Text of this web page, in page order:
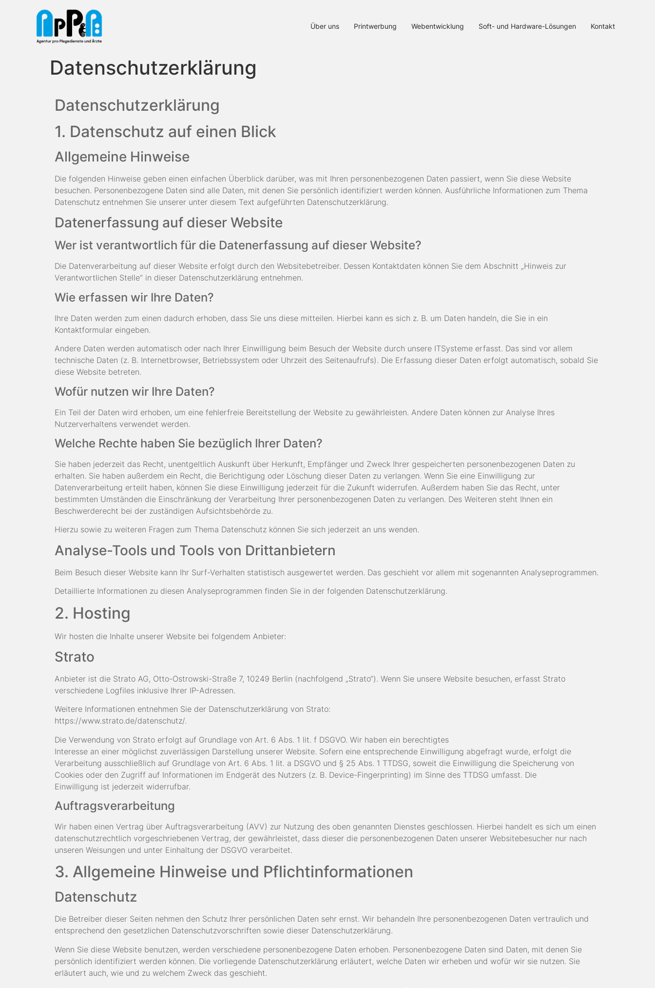
Über uns Printwerbung Webentwicklung Soft- und Hardware-Lösungen Kontakt
Datenschutzerklärung
Datenschutzerklärung
1. Datenschutz auf einen Blick
Allgemeine Hinweise
Die folgenden Hinweise geben einen einfachen Überblick darüber, was mit Ihren personenbezogenen Daten passiert, wenn Sie diese Website
besuchen. Personenbezogene Daten sind alle Daten, mit denen Sie persönlich identifiziert werden können. Ausführliche Informationen zum Thema
Datenschutz entnehmen Sie unserer unter diesem Text aufgeführten Datenschutzerklärung.
Datenerfassung auf dieser Website
Wer ist verantwortlich für die Datenerfassung auf dieser Website?
Die Datenverarbeitung auf dieser Website erfolgt durch den Websitebetreiber. Dessen Kontaktdaten können Sie dem Abschnitt „Hinweis zur
Verantwortlichen Stelle“ in dieser Datenschutzerklärung entnehmen.
Wie erfassen wir Ihre Daten?
Ihre Daten werden zum einen dadurch erhoben, dass Sie uns diese mitteilen. Hierbei kann es sich z. B. um Daten handeln, die Sie in ein
Kontaktformular eingeben.
Andere Daten werden automatisch oder nach Ihrer Einwilligung beim Besuch der Website durch unsere ITSysteme erfasst. Das sind vor allem
technische Daten (z. B. Internetbrowser, Betriebssystem oder Uhrzeit des Seitenaufrufs). Die Erfassung dieser Daten erfolgt automatisch, sobald Sie
diese Website betreten.
Wofür nutzen wir Ihre Daten?
Ein Teil der Daten wird erhoben, um eine fehlerfreie Bereitstellung der Website zu gewährleisten. Andere Daten können zur Analyse Ihres
Nutzerverhaltens verwendet werden.
Welche Rechte haben Sie bezüglich Ihrer Daten?
Sie haben jederzeit das Recht, unentgeltlich Auskunft über Herkunft, Empfänger und Zweck Ihrer gespeicherten personenbezogenen Daten zu
erhalten. Sie haben außerdem ein Recht, die Berichtigung oder Löschung dieser Daten zu verlangen. Wenn Sie eine Einwilligung zur
Datenverarbeitung erteilt haben, können Sie diese Einwilligung jederzeit für die Zukunft widerrufen. Außerdem haben Sie das Recht, unter
bestimmten Umständen die Einschränkung der Verarbeitung Ihrer personenbezogenen Daten zu verlangen. Des Weiteren steht Ihnen ein
Beschwerderecht bei der zuständigen Aufsichtsbehörde zu.
Hierzu sowie zu weiteren Fragen zum Thema Datenschutz können Sie sich jederzeit an uns wenden.
Analyse-Tools und Tools von Drittanbietern
Beim Besuch dieser Website kann Ihr Surf-Verhalten statistisch ausgewertet werden. Das geschieht vor allem mit sogenannten Analyseprogrammen.
Detaillierte Informationen zu diesen Analyseprogrammen finden Sie in der folgenden Datenschutzerklärung.
2. Hosting
Wir hosten die Inhalte unserer Website bei folgendem Anbieter:
Strato
Anbieter ist die Strato AG, Otto-Ostrowski-Straße 7, 10249 Berlin (nachfolgend „Strato“). Wenn Sie unsere Website besuchen, erfasst Strato
verschiedene Logfiles inklusive Ihrer IP-Adressen.
Weitere Informationen entnehmen Sie der Datenschutzerklärung von Strato:
https://www.strato.de/datenschutz/.
Die Verwendung von Strato erfolgt auf Grundlage von Art. 6 Abs. 1 lit. f DSGVO. Wir haben ein berechtigtes
Interesse an einer möglichst zuverlässigen Darstellung unserer Website. Sofern eine entsprechende Einwilligung abgefragt wurde, erfolgt die
Verarbeitung ausschließlich auf Grundlage von Art. 6 Abs. 1 lit. a DSGVO und § 25 Abs. 1 TTDSG, soweit die Einwilligung die Speicherung von
Cookies oder den Zugriff auf Informationen im Endgerät des Nutzers (z. B. Device-Fingerprinting) im Sinne des TTDSG umfasst. Die
Einwilligung ist jederzeit widerrufbar.
Auftragsverarbeitung
Wir haben einen Vertrag über Auftragsverarbeitung (AVV) zur Nutzung des oben genannten Dienstes geschlossen. Hierbei handelt es sich um einen
datenschutzrechtlich vorgeschriebenen Vertrag, der gewährleistet, dass dieser die personenbezogenen Daten unserer Websitebesucher nur nach
unseren Weisungen und unter Einhaltung der DSGVO verarbeitet.
3. Allgemeine Hinweise und Pflichtinformationen
Datenschutz
Die Betreiber dieser Seiten nehmen den Schutz Ihrer persönlichen Daten sehr ernst. Wir behandeln Ihre personenbezogenen Daten vertraulich und
entsprechend den gesetzlichen Datenschutzvorschriften sowie dieser Datenschutzerklärung.
Wenn Sie diese Website benutzen, werden verschiedene personenbezogene Daten erhoben. Personenbezogene Daten sind Daten, mit denen Sie
persönlich identifiziert werden können. Die vorliegende Datenschutzerklärung erläutert, welche Daten wir erheben und wofür wir sie nutzen. Sie
erläutert auch, wie und zu welchem Zweck das geschieht.